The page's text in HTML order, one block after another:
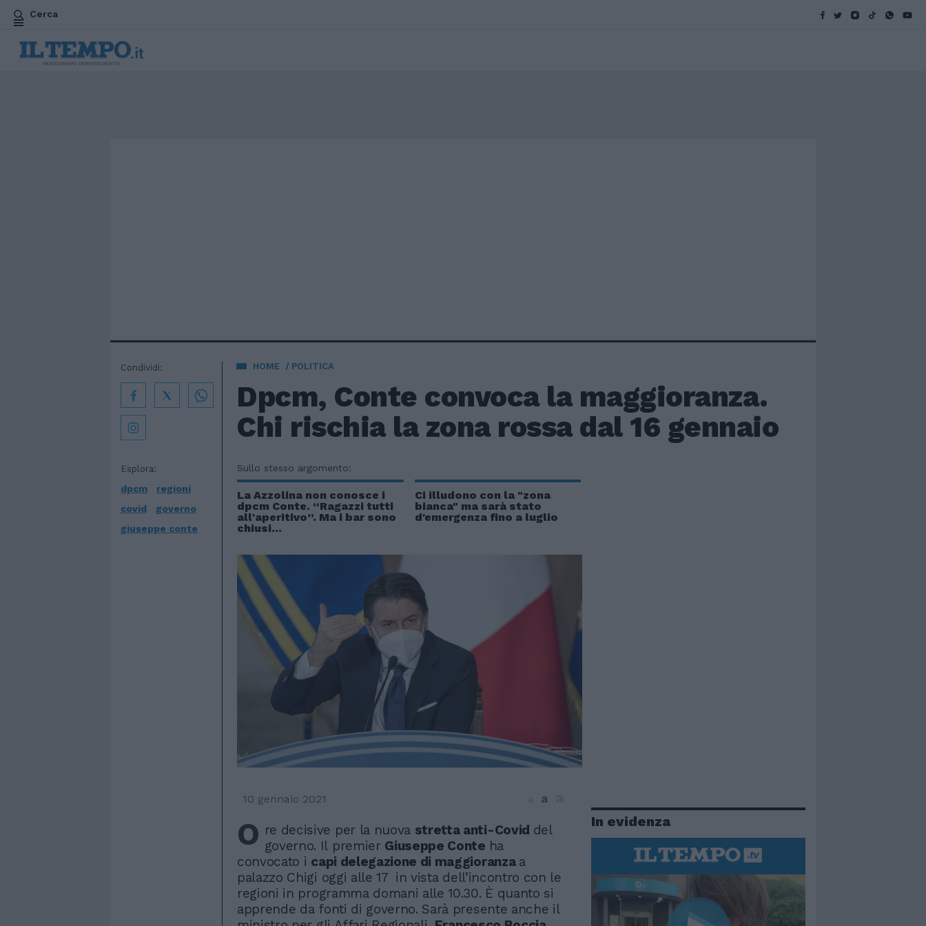
Cerca
HOME POLITICA
Dpcm, Conte convoca la maggioranza.
Chi rischia la zona rossa dal 16 gennaio
Esplora:
dpcm
regioni
covid
governo
giuseppe conte
Condividi:
Sullo stesso argomento:
La Azzolina non conosce i
dpcm Conte. “Ragazzi tutti
all'aperitivo”. Ma i bar sono
chiusi...
Ci illudono con la "zona
bianca" ma sarà stato
d'emergenza fino a luglio
10 gennaio 2021 a
O re decisive per la nuova stretta anti-Covid del
governo. Il premier Giuseppe Conte ha
convocato i capi delegazione di maggioranza a
palazzo Chigi oggi alle 17 in vista dell’incontro con le
regioni in programma domani alle 10.30. È quanto si
apprende da fonti di governo. Sarà presente anche il
In evidenza